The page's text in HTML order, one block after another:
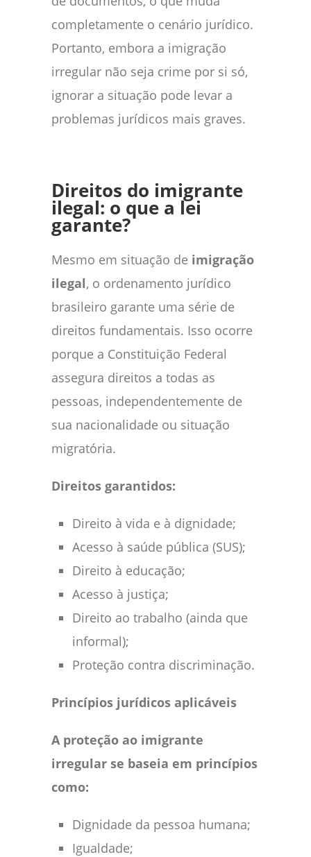
completamente o cenário jurídico.
Portanto, embora a imigração
irregular não seja crime por si só,
ignorar a situação pode levar a
problemas jurídicos mais graves.
Direitos do imigrante
ilegal: o que a lei
garante?
Mesmo em situação de imigração
ilegal, o ordenamento jurídico
brasileiro garante uma série de
direitos fundamentais. Isso ocorre
porque a Constituição Federal
assegura direitos a todas as
pessoas, independentemente de
sua nacionalidade ou situação
migratória.
Direitos garantidos:
Direito à vida e à dignidade;
Acesso à saúde pública (SUS);
Direito à educação;
Acesso à justiça;
Direito ao trabalho (ainda que
informal);
Proteção contra discriminação.
Princípios jurídicos aplicáveis
A proteção ao imigrante
irregular se baseia em princípios
como:
Dignidade da pessoa humana;
Igualdade;